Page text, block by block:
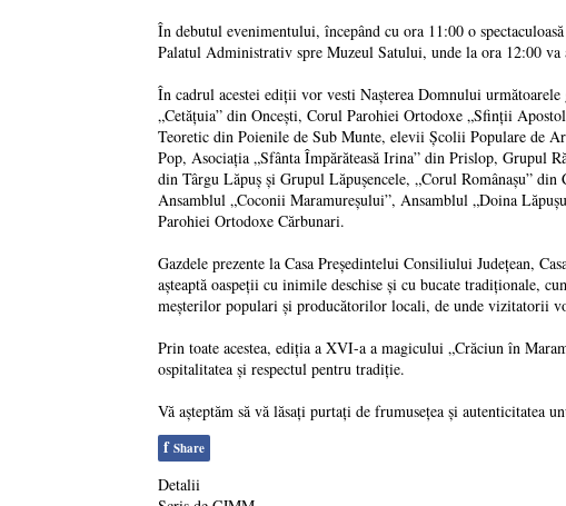
În debutul evenimentului, începând cu ora 11:00 o
Palatul Administrativ spre Muzeul Satului, unde la ora 12:00 va
În cadrul acestei ediții vor vesti Nașterea Domnului
„Cetățuia” din Oncești, Corul Parohiei Ortodoxe „Sfinții
Teoretic din Poienile de Sub Munte, elevii Școlii Populare de
Pop, Asociația „Sfânta Împărăteasă Irina” din Prislop, Grupul
din Târgu Lăpuș și Grupul Lăpușencele, „Corul Românașu”
Ansamblul „Coconii Maramureșului”, Ansamblul „Doina
Parohiei Ortodoxe Cărbunari.
Gazdele prezente la Casa Președintelui Consiliului Județean,
așteaptă oaspeții cu inimile deschise și cu bucate tradiționale,
meșterilor populari și producătorilor locali, de unde vizitatorii
Prin toate acestea, ediția a XVI-a a magicului „Crăciun în
ospitalitatea și respectul pentru tradiție.
Vă așteptăm să vă lăsați purtați de frumusețea și autenticitatea
f Share
Detalii